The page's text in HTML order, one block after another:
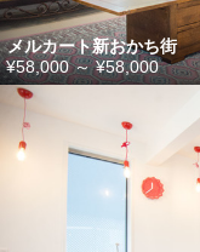
メルカート新おかち街
¥58,000～¥58,000